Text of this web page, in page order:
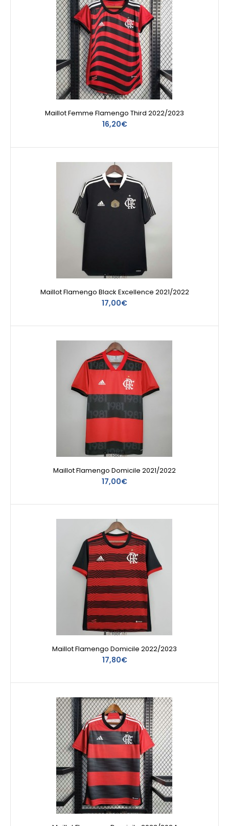
Maillot Femme Flamengo Third 2022/2023
16,20€
Maillot Flamengo Black Excellence 2021/2022
17,00€
Maillot Flamengo Domicile 2021/2022
17,00€
Maillot Flamengo Domicile 2022/2023
17,80€